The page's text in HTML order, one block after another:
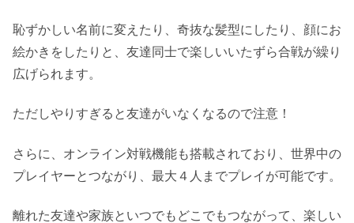
恥ずかしい名前に変えたり、奇抜な髪型にしたり、顔にお
絵かきをしたりと、友達同士で楽しいいたずら合戦が繰り
広げられます。
ただしやりすぎると友達がいなくなるので注意！
さらに、オンライン対戦機能も搭載されており、世界中の
プレイヤーとつながり、最大４人までプレイが可能です。
離れた友達や家族といつでもどこでもつながって、楽しい